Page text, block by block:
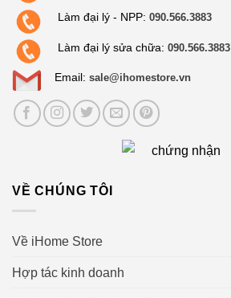
Làm đại lý - NPP: 090.566.3883
Làm đại lý sửa chữa: 090.566.3883
Email: sale@ihomestore.vn
VỀ CHÚNG TÔI
Về iHome Store
Hợp tác kinh doanh